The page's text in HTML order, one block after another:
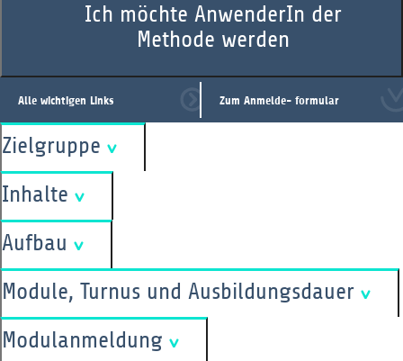
Alle wichtigen Links Zum Anmelde- formular
Ich möchte AnwenderIn der
Methode werden
Zielgruppe
Inhalte
Aufbau
Module, Turnus und Ausbildungsdauer
Modulanmeldung